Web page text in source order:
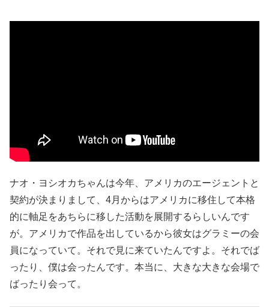
ナオ・ヨシオカちゃんは今年、アメリカのエージェントと
契約が決まりまして、4月からはアメリカに移住して本格
的に軸足をあちらに移した活動を展開するらしいんです
が。アメリカで作品を出しているから彼女はグラミーの会
員になっていて。それで見に来ていたんですよ。それでば
ったり、僕は会ったんです。本当に、大きな大きな会場で
ばったり会って。